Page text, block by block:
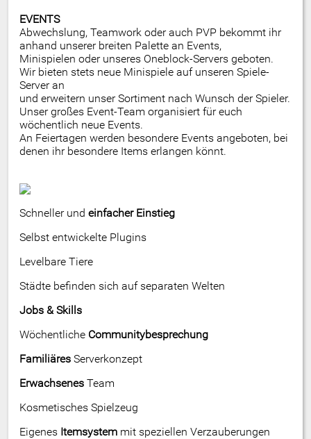
EVENTS
Abwechslung, Teamwork oder auch PVP bekommt ihr
anhand unserer breiten Palette an Events,
Minispielen oder unseres Oneblock-Servers geboten.
Wir bieten stets neue Minispiele auf unseren Spiele-
Server an
und erweitern unser Sortiment nach Wunsch der Spieler.
Unser großes Event-Team organisiert für euch
wöchentlich neue Events.
An Feiertagen werden besondere Events angeboten, bei
denen ihr besondere Items erlangen könnt.
Schneller und einfacher Einstieg
Selbst entwickelte Plugins
Levelbare Tiere
Städte befinden sich auf separaten Welten
Jobs & Skills
Wöchentliche Communitybesprechung
Familiäres Serverkonzept
Erwachsenes Team
Kosmetisches Spielzeug
Eigenes Itemsystem mit speziellen Verzauberungen